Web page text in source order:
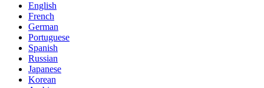
English
French
German
Portuguese
Spanish
Russian
Japanese
Korean